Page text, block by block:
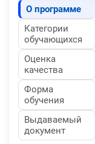
О программе
Категории
обучающихся
Оценка
качества
Форма
обучения
Выдаваемый
документ